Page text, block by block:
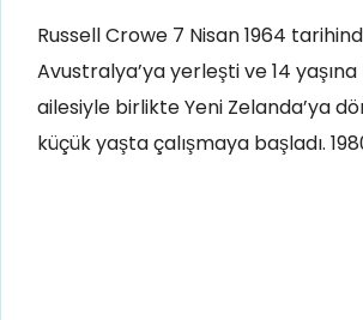
Russell Crowe 7 Nisan 1964
Avustralya’ya yerleşti ve 14
ailesiyle birlikte Yeni Zelanda’ya
küçük yaşta çalışmaya başladı.